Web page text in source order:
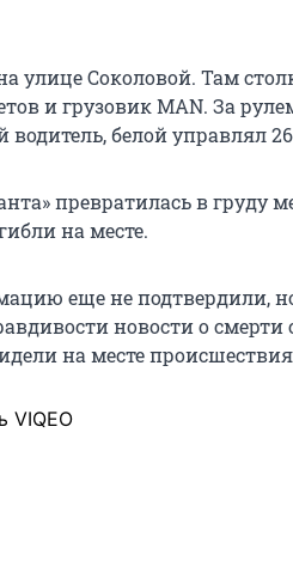
улице Соколовой. Там
и грузовик MAN. За
водитель, белой управлял
превратилась в груду
на месте.
еще не подтвердили,
новости о
на месте
VIQEO